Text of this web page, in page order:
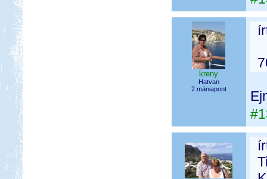
kreny
Hatvan
2 mániapont